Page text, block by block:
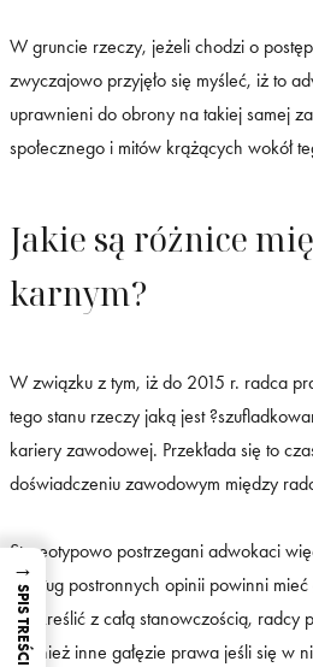
W gruncie rzeczy, jeżeli chodzi o
zwyczajowo przyjęło się myśleć, iż to
uprawnieni do obrony na takiej samej
społecznego i mitów krążących wokół
Jakie są różnice
karnym?
W związku z tym, iż do 2015 r. radca
tego stanu rzeczy jaką jest
kariery zawodowej. Przekłada się to
doświadczeniu zawodowym między
Stereotypowo postrzegani adwokaci
według postronnych opinii powinni
podkreślić z całą stanowczością,
również inne gałęzie prawa jeśli się w
→
SPIS TREŚCI